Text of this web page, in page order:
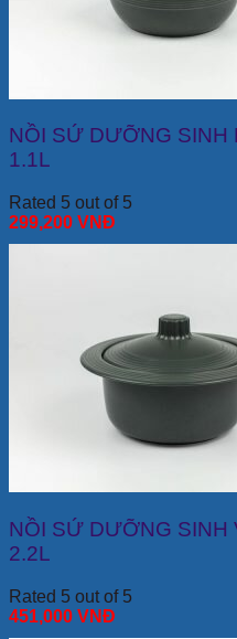
NỒI SỨ DƯỠNG SINH
1.1L
Rated 5 out of 5
299,200 VNĐ
NỒI SỨ DƯỠNG SINH
2.2L
Rated 5 out of 5
451,000 VNĐ